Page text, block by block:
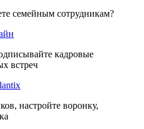
семейным сотрудникам?
кадровые
встреч
настройте воронку,